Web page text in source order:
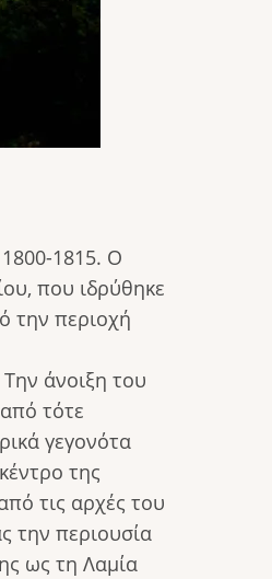
1815. Ο
που ιδρύθηκε
την περιοχή
άνοιξη του
τότε
γεγονότα
της
τις αρχές του
την περιουσία
ως τη Λαμία